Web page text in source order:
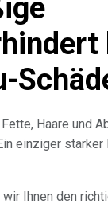
Haare und
einziger starker
wir Ihnen den